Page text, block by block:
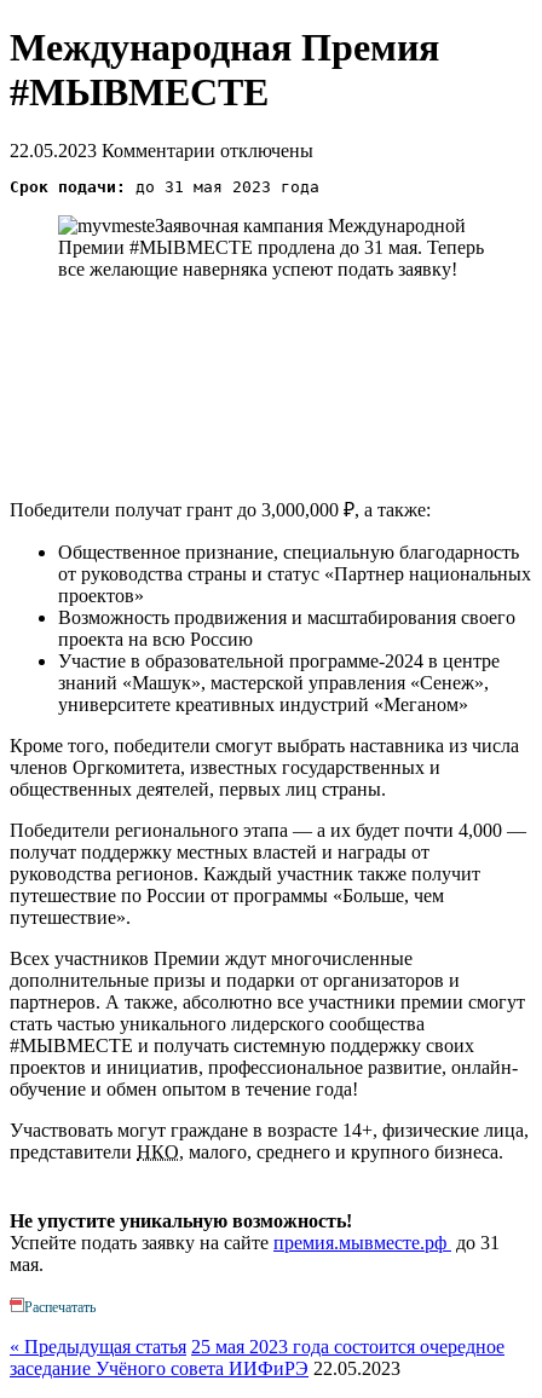
Международная Премия
#МЫВМЕСТЕ
22.05.2023 Комментарии отключены
Срок подачи:
Заявочная кампания Международной
Премии #МЫВМЕСТЕ продлена до 31 мая. Теперь
все желающие наверняка успеют подать заявку!
Победители получат грант до 3,000,000 ₽, а также:
Общественное признание, специальную благодарность
от руководства страны и статус «Партнер национальных
проектов»
Возможность продвижения и масштабирования своего
проекта на всю Россию
Участие в образовательной программе-2024 в центре
знаний «Машук», мастерской управления «Сенеж»,
университете креативных индустрий «Меганом»
Кроме того, победители смогут выбрать наставника из числа
членов Оргкомитета, известных государственных и
общественных деятелей, первых лиц страны.
Победители регионального этапа — а их будет почти 4,000 —
получат поддержку местных властей и награды от
руководства регионов. Каждый участник также получит
путешествие по России от программы «Больше, чем
путешествие».
Всех участников Премии ждут многочисленные
дополнительные призы и подарки от организаторов и
партнеров. А также, абсолютно все участники премии смогут
стать частью уникального лидерского сообщества
#МЫВМЕСТЕ и получать системную поддержку своих
проектов и инициатив, профессиональное развитие, онлайн-
обучение и обмен опытом в течение года!
Участвовать могут граждане в возрасте 14+, физические лица,
представители НКО, малого, среднего и крупного бизнеса.
Не упустите уникальную возможность!
Успейте подать заявку на сайте премия.мывместе.рф до 31
мая.
Распечатать
« Предыдущая статья 25 мая 2023 года состоится очередное
заседание Учёного совета ИИФиРЭ 22.05.2023